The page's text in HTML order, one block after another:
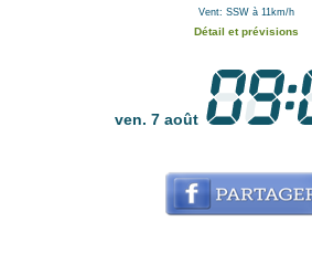
Vent: SSW à 11km/h
Détail et prévisions
ven. 7 août